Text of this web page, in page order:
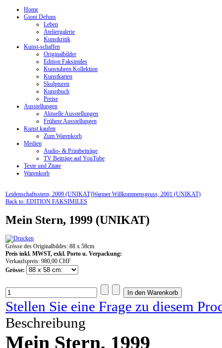
Home
Gioni Defuns
Leben
Ateliergalerie
Kunstkritik
Kunst-schaffen
Originalbilder
Edition Faksimiles
Kunstuhren Kollektion
Kunstkarten
Skulpturen
Kunstbuch
Preise
Ausstellungen
Aktuelle Ausstellungen
Frühere Ausstellungen
Kunst kaufen
Zum Warenkorb
Medien
Audio- & Printbeiträge
TV Beiträge auf YouTube
Texte und Zitate
Warenkorb
Leidenschaftsstern, 2009 (UNIKAT)Warmer Willkommensgruss, 2001 (UNIKAT)
Back to: EDITION FAKSIMILES
Mein Stern, 1999 (UNIKAT)
Grösse des Originalbildes: 88 x 58cm
Preis inkl. MWST, exkl. Porto u. Verpackung:
Verkaufspreis: 980,00 CHF
Grösse:
Stellen Sie eine Frage zu diesem
Beschreibung
Mein Stern, 1999